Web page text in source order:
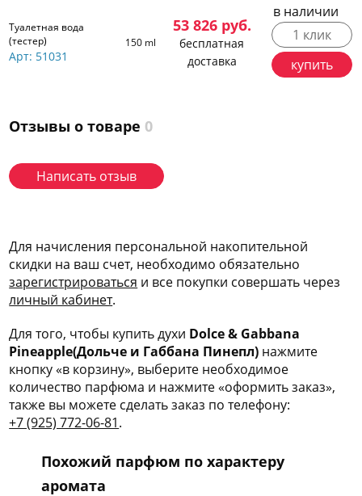
Туалетная вода
(тестер)
Арт: 51031
150 ml
53 826руб.
бесплатная
доставка
в наличии
1 клик
купить
Отзывы о товаре 0
Написать отзыв
Для начисления персональной накопительной
скидки на ваш счет, необходимо обязательно
зарегистрироваться и все покупки совершать через
личный кабинет.
Для того, чтобы купить духи Dolce & Gabbana
Pineapple(Дольче и Габбана Пинепл) нажмите
кнопку «в корзину», выберите необходимое
количество парфюма и нажмите «оформить заказ»,
также вы можете сделать заказ по телефону:
+7 (925) 772-06-81.
Похожий парфюм по характеру
аромата